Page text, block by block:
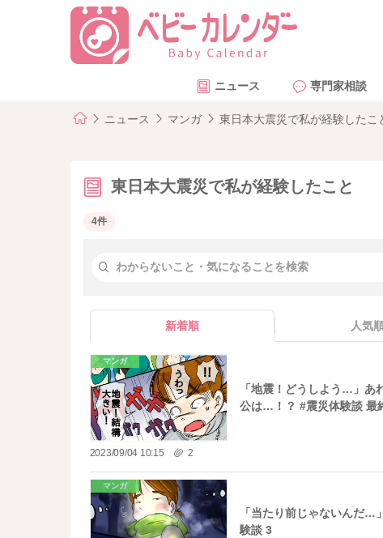
ニュース 専門家相談
ニュース マンガ 東日本大震災で私が経験したこ
東日本大震災で私が経験したこと
4件
新着順 人気
マンガ
「地震！どうしよう…」あ
公は…！？ #震災体験談 最
2023/09/04 10:15 2
マンガ
「当たり前じゃないんだ…
験談 3